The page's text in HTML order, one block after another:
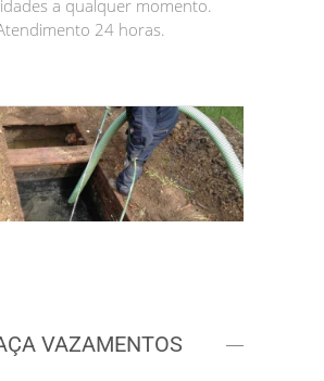
a qualquer momento.
24 horas.
VAZAMENTOS